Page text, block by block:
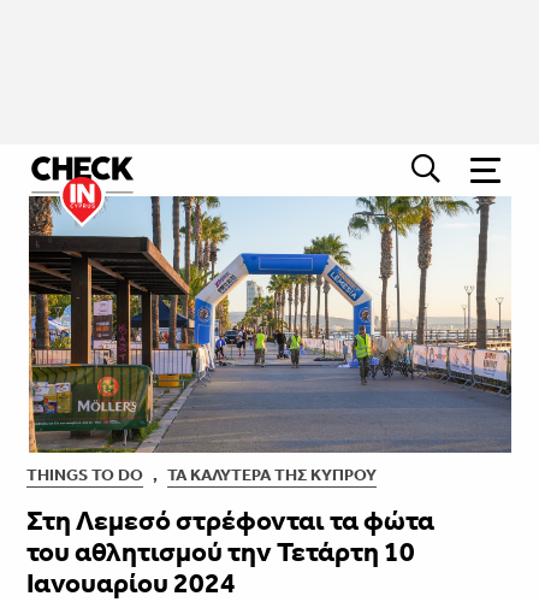
THINGS TO DO , ΤΑ ΚΑΛΎΤΕΡΑ ΤΗΣ ΚΎΠΡΟΥ
Στη Λεμεσό στρέφονται τα φώτα
του αθλητισμού την Τετάρτη 10
Ιανουαρίου 2024